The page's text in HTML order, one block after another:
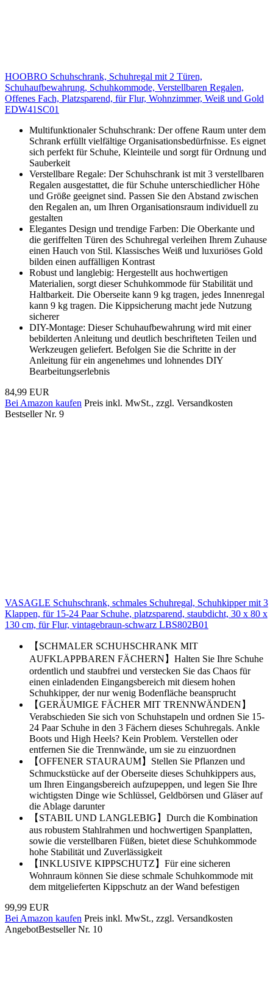
HOOBRO Schuhschrank, Schuhregal mit 2 Türen,
Schuhaufbewahrung, Schuhkommode, Verstellbaren Regalen,
Offenes Fach, Platzsparend, für Flur, Wohnzimmer, Weiß und Gold
EDW41SC01
Multifunktionaler Schuhschrank: Der offene Raum unter dem
Schrank erfüllt vielfältige Organisationsbedürfnisse. Es eignet
sich perfekt für Schuhe, Kleinteile und sorgt für Ordnung und
Sauberkeit
Verstellbare Regale: Der Schuhschrank ist mit 3 verstellbaren
Regalen ausgestattet, die für Schuhe unterschiedlicher Höhe
und Größe geeignet sind. Passen Sie den Abstand zwischen
den Regalen an, um Ihren Organisationsraum individuell zu
gestalten
Elegantes Design und trendige Farben: Die Oberkante und
die geriffelten Türen des Schuhregal verleihen Ihrem Zuhause
einen Hauch von Stil. Klassisches Weiß und luxuriöses Gold
bilden einen auffälligen Kontrast
Robust und langlebig: Hergestellt aus hochwertigen
Materialien, sorgt dieser Schuhkommode für Stabilität und
Haltbarkeit. Die Oberseite kann 9 kg tragen, jedes Innenregal
kann 9 kg tragen. Die Kippsicherung macht jede Nutzung
sicherer
DIY-Montage: Dieser Schuhaufbewahrung wird mit einer
bebilderten Anleitung und deutlich beschrifteten Teilen und
Werkzeugen geliefert. Befolgen Sie die Schritte in der
Anleitung für ein angenehmes und lohnendes DIY
Bearbeitungserlebnis
84,99 EUR
Bei Amazon kaufen Preis inkl. MwSt., zzgl. Versandkosten
Bestseller Nr. 9
VASAGLE Schuhschrank, schmales Schuhregal, Schuhkipper mit 3
Klappen, für 15-24 Paar Schuhe, platzsparend, staubdicht, 30 x 80 x
130 cm, für Flur, vintagebraun-schwarz LBS802B01
【SCHMALER SCHUHSCHRANK MIT
AUFKLAPPBAREN FÄCHERN】Halten Sie Ihre Schuhe
ordentlich und staubfrei und verstecken Sie das Chaos für
einen einladenden Eingangsbereich mit diesem hohen
Schuhkipper, der nur wenig Bodenfläche beansprucht
【GERÄUMIGE FÄCHER MIT TRENNWÄNDEN】
Verabschieden Sie sich von Schuhstapeln und ordnen Sie 15-
24 Paar Schuhe in den 3 Fächern dieses Schuhregals. Ankle
Boots und High Heels? Kein Problem. Verstellen oder
entfernen Sie die Trennwände, um sie zu einzuordnen
【OFFENER STAURAUM】Stellen Sie Pflanzen und
Schmuckstücke auf der Oberseite dieses Schuhkippers aus,
um Ihren Eingangsbereich aufzupeppen, und legen Sie Ihre
wichtigsten Dinge wie Schlüssel, Geldbörsen und Gläser auf
die Ablage darunter
【STABIL UND LANGLEBIG】Durch die Kombination
aus robustem Stahlrahmen und hochwertigen Spanplatten,
sowie die verstellbaren Füßen, bietet diese Schuhkommode
hohe Stabilität und Zuverlässigkeit
【INKLUSIVE KIPPSCHUTZ】Für eine sicheren
Wohnraum können Sie diese schmale Schuhkommode mit
dem mitgelieferten Kippschutz an der Wand befestigen
99,99 EUR
Bei Amazon kaufen Preis inkl. MwSt., zzgl. Versandkosten
AngebotBestseller Nr. 10